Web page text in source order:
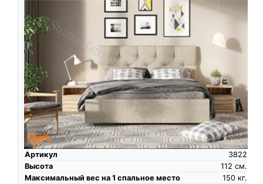
Артикул
3822
Высота
см.
112
Максимальный вес на 1 спальное место
кг.
150